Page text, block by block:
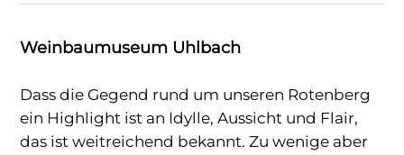
Weinbaumuseum Uhlbach
Dass die Gegend rund um unseren Rotenberg
ein Highlight ist an Idylle, Aussicht und Flair,
das ist weitreichend bekannt. Zu wenige aber